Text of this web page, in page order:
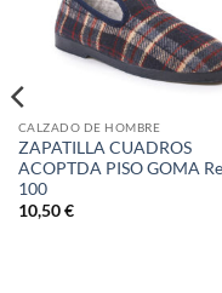
CALZADO DE HOMBRE
ZAPATILLA CUADROS
ACOPTDA PISO GOMA
100
10,50€